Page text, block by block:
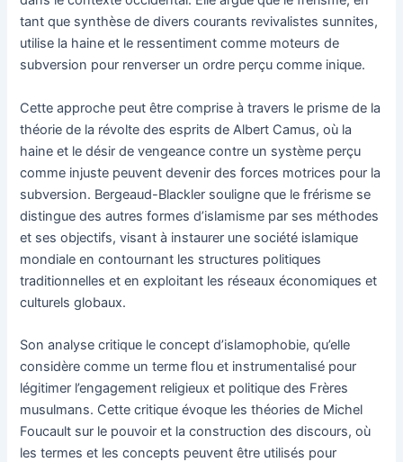
tant que synthèse de divers courants revivalistes sunnites,
utilise la haine et le ressentiment comme moteurs de
subversion pour renverser un ordre perçu comme inique.
Cette approche peut être comprise à travers le prisme de la
théorie de la révolte des esprits de Albert Camus, où la
haine et le désir de vengeance contre un système perçu
comme injuste peuvent devenir des forces motrices pour la
subversion. Bergeaud-Blackler souligne que le frérisme se
distingue des autres formes d’islamisme par ses méthodes
et ses objectifs, visant à instaurer une société islamique
mondiale en contournant les structures politiques
traditionnelles et en exploitant les réseaux économiques et
culturels globaux.
Son analyse critique le concept d’islamophobie, qu’elle
considère comme un terme flou et instrumentalisé pour
légitimer l’engagement religieux et politique des Frères
musulmans. Cette critique évoque les théories de Michel
Foucault sur le pouvoir et la construction des discours, où
les termes et les concepts peuvent être utilisés pour